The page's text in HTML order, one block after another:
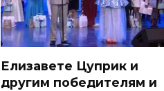
Елизавете Цуприк и
другим победителям и